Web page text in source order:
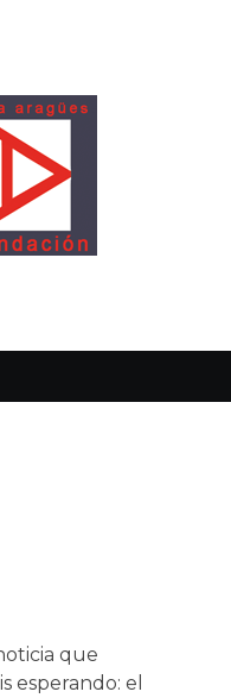
que
esperando: el